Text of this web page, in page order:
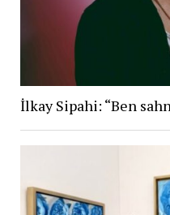
İlkay Sipahi: “Ben